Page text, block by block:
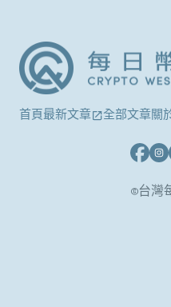
首頁最新文章 全部文章關
©台灣